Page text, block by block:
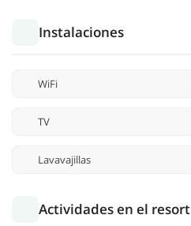
Instalaciones
WiFi
TV
Lavavajillas
Actividades en el resort